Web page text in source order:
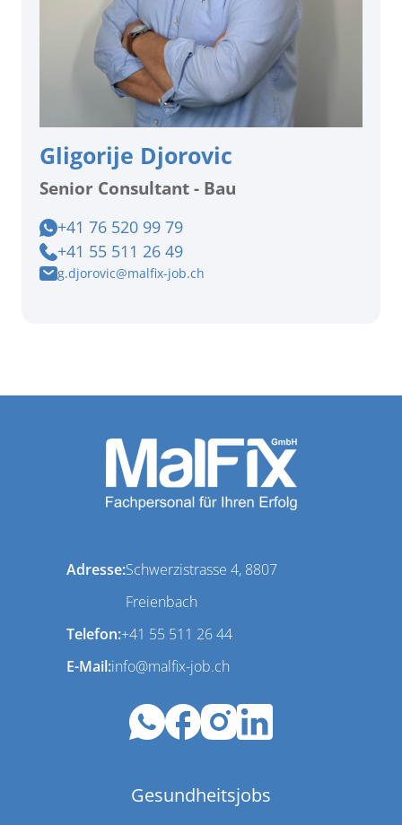
Gligorije Djorovic
Senior Consultant - Bau
+41 76 520 99 79
+41 55 511 26 49
g.djorovic@malfix-job.ch
Adresse:Schwerzistrasse 4, 8807
Freienbach
Telefon:+41 55 511 26 44
E-Mail:info@malfix-job.ch
Gesundheitsjobs